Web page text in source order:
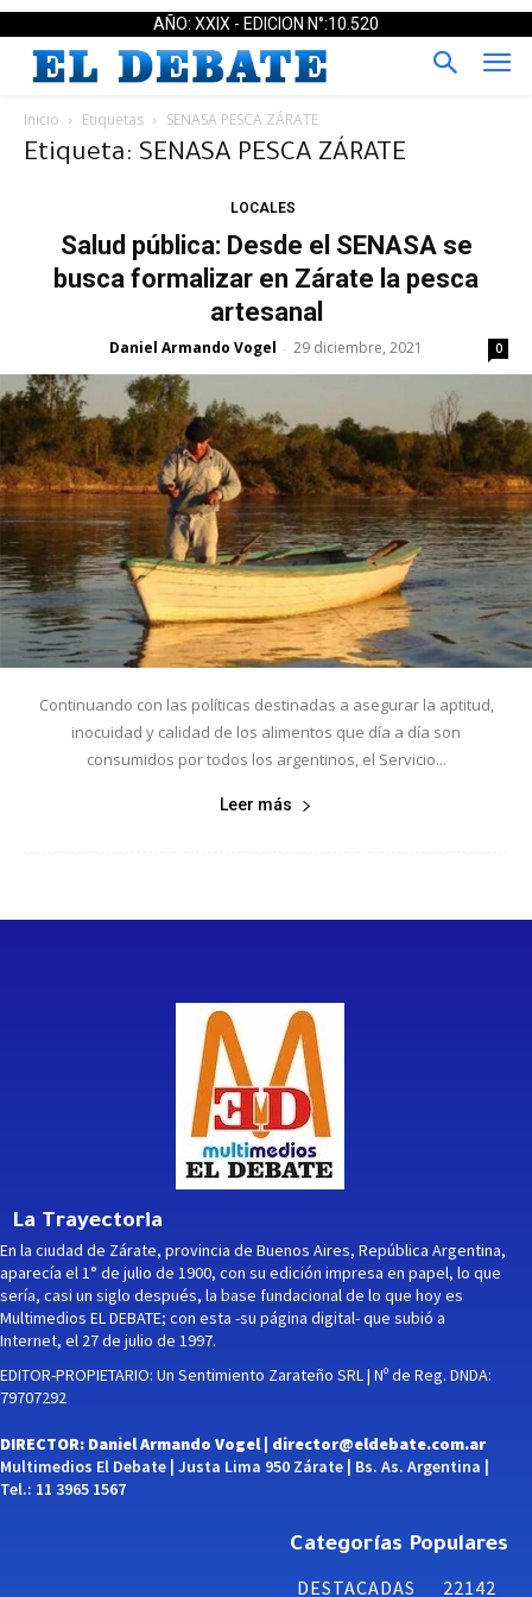
AÑO: XXIX - EDICION N°:10.520
Inicio Etiquetas SENASA PESCA ZÁRATE
Etiqueta: SENASA PESCA ZÁRATE
LOCALES
Salud pública: Desde el SENASA se
busca formalizar en Zárate la pesca
artesanal
Daniel Armando Vogel - 29 diciembre, 2021 0
Continuando con las políticas destinadas a asegurar la aptitud,
inocuidad y calidad de los alimentos que día a día son
consumidos por todos los argentinos, el Servicio...
Leer más
La Trayectoria
En la ciudad de Zárate, provincia de Buenos Aires, República Argentina,
aparecía el 1° de julio de 1900, con su edición impresa en papel, lo que
sería, casi un siglo después, la base fundacional de lo que hoy es
Multimedios EL DEBATE; con esta -su página digital- que subió a
Internet, el 27 de julio de 1997.
EDITOR-PROPIETARIO: Un Sentimiento Zarateño SRL | Nº de Reg. DNDA:
79707292
DIRECTOR: Daniel Armando Vogel | director@eldebate.com.ar
Multimedios El Debate | Justa Lima 950 Zárate | Bs. As. Argentina |
Tel.: 11 3965 1567
Categorías Populares
DESTACADAS
22142